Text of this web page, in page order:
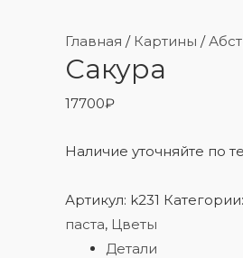
Главная / Картины /
Сакура
17700₽
Наличие уточняйте по
Артикул: k231 Категории:
паста, Цветы
Детали